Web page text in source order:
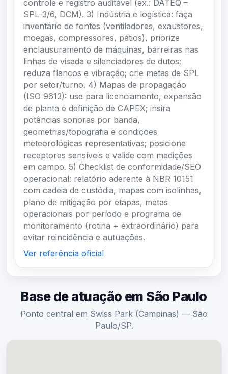
controle e registro auditável (ex.: DATEQ –
SPL-3/6, DCM). 3) Indústria e logística: faça
inventário de fontes (ventiladores, exaustores,
moegas, compressores, pátios), priorize
enclausuramento de máquinas, barreiras nas
linhas de visada e silenciadores de dutos;
reduza flancos e vibração; crie metas de SPL
por setor/turno. 4) Mapas de propagação
(ISO 9613): use para licenciamento, expansão
de planta e definição de CAPEX; insira
potências sonoras por banda,
geometrias/topografia e condições
meteorológicas representativas; posicione
receptores sensíveis e valide com medições
em campo. 5) Checklist de conformidade/SEO
operacional: relatório aderente à NBR 10151
com cadeia de custódia, mapas com isolinhas,
plano de mitigação por etapas, metas
operacionais por período e programa de
monitoramento (rotina + extraordinário) para
evitar reincidência e autuações.
Ver referência oficial
Base de atuação em São Paulo
Ponto central em Swiss Park (Campinas) — São
Paulo/SP.